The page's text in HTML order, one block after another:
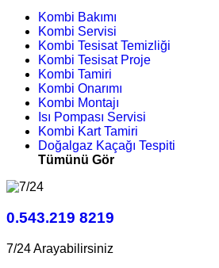
Kombi Bakımı
Kombi Servisi
Kombi Tesisat Temizliği
Kombi Tesisat Proje
Kombi Tamiri
Kombi Onarımı
Kombi Montajı
Isı Pompası Servisi
Kombi Kart Tamiri
Doğalgaz Kaçağı Tespiti
Tümünü Gör
0.543.219 8219
7/24 Arayabilirsiniz